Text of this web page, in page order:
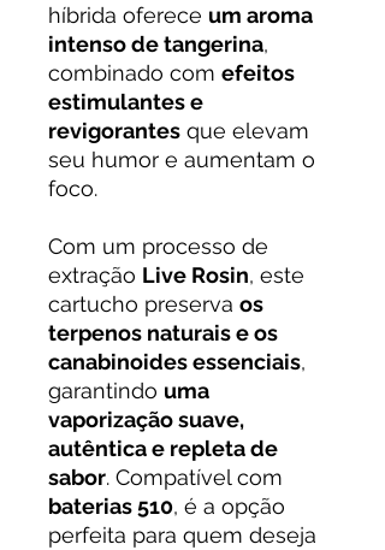
híbrida oferece um aroma
intenso de tangerina,
combinado com efeitos
estimulantes e
revigorantes que elevam
seu humor e aumentam o
foco.
Com um processo de
extração Live Rosin, este
cartucho preserva os
terpenos naturais e os
canabinoides essenciais,
garantindo uma
vaporização suave,
autêntica e repleta de
sabor. Compatível com
baterias 510, é a opção
perfeita para quem deseja